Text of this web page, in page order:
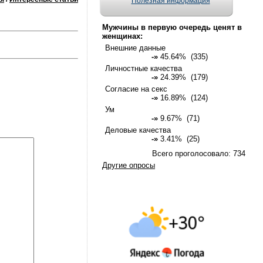
Мужчины в первую очередь ценят в
женщинах:
Внешние данные
-» 45.64% (335)
Личностные качества
-» 24.39% (179)
Согласие на секс
-» 16.89% (124)
Ум
-» 9.67% (71)
Деловые качества
-» 3.41% (25)
Всего проголосовало: 734
Другие опросы